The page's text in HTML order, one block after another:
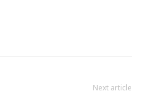
Next article